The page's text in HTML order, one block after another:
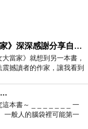
好書推薦《女大當家》深深感謝分享自己想法震撼讀者的作家，讓我看到不同樣貌的家庭！
當家》就想到另一本書，
撼讀者的作家，讓我看到
大
這本書～ _ _ _ _ _ _ _ 一
一般人的腦袋裡可能第一